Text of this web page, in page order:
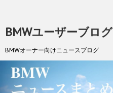
BMWユーザーブログ
BMWオーナー向けニュースブログ